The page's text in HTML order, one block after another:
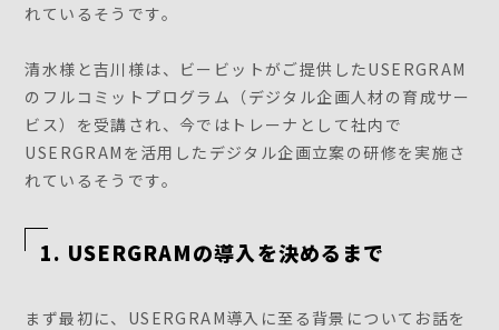
れているそうです。
清水様と吉川様は、ビービットがご提供したUSERGRAM
のフルコミットプログラム（デジタル企画人材の育成サー
ビス）を受講され、今ではトレーナとして社内で
USERGRAMを活用したデジタル企画立案の研修を実施さ
れているそうです。
1. USERGRAMの導入を決めるまで
まず最初に、USERGRAM導入に至る背景についてお話を